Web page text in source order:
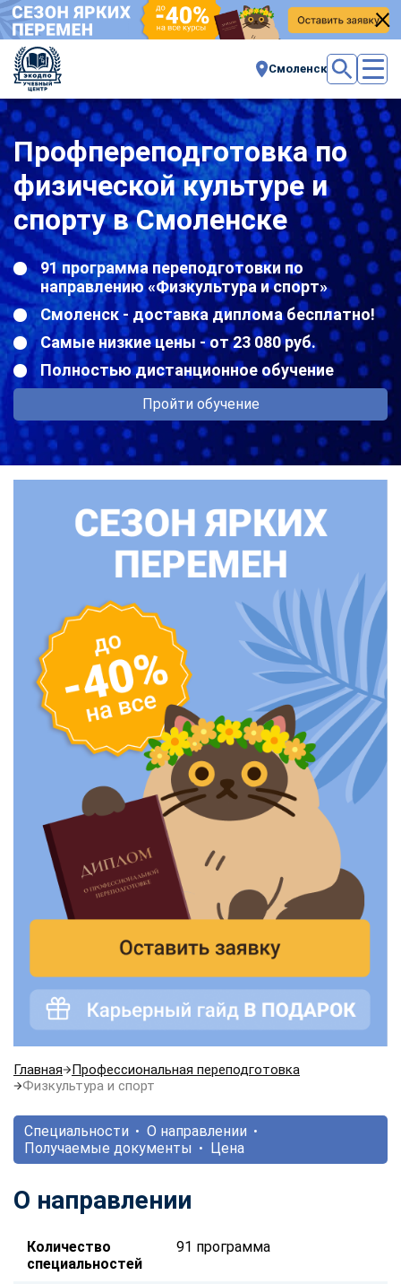
Смоленск
Профпереподготовка по
физической культуре и
спорту в Смоленске
91 программа переподготовки по
направлению «Физкультура и спорт»
Смоленск - доставка диплома бесплатно!
Самые низкие цены - от 23 080 руб.
Полностью дистанционное обучение
Пройти обучение
Главная
Профессиональная переподготовка
Физкультура и спорт
Специальности
О направлении
Получаемые документы
Цена
О направлении
Количество
специальностей
91 программа